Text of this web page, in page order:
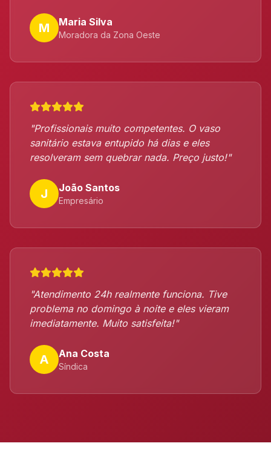
M Maria Silva
Moradora da Zona Oeste
"Profissionais muito competentes. O vaso
sanitário estava entupido há dias e eles
resolveram sem quebrar nada. Preço justo!"
J João Santos
Empresário
"Atendimento 24h realmente funciona. Tive
problema no domingo à noite e eles vieram
imediatamente. Muito satisfeita!"
A Ana Costa
Síndica